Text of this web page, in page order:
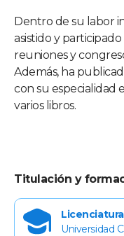
Dentro de su labor
asistido y
reuniones y
Además, ha
con su especialidad
varios libros.
Titulación y
Universidad